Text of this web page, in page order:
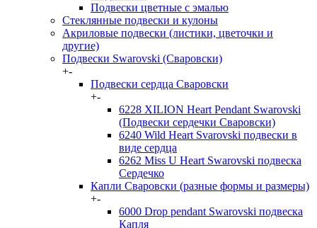
Подвески цветные с эмалью
Стеклянные подвески и кулоны
Акриловые подвески (листики, цветочки и
другие)
Подвески Swarovski (Сваровски)
+-
Подвески сердца Сваровски
+-
6228 XILION Heart Pendant Swarovski
(Подвески сердечки Сваровски)
6240 Wild Heart Svarovski подвески в
виде сердца
6262 Miss U Heart Swarovski подвеска
Сердечко
Капли Сваровски (разные формы и размеры)
+-
6000 Drop pendant Swarovski подвеска
Капля